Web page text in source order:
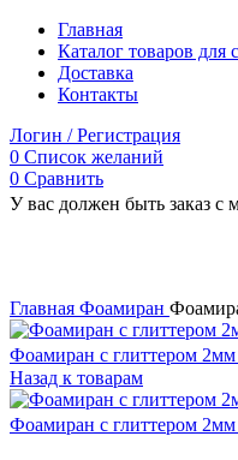
Главная
Каталог товаров для
Доставка
Контакты
Логин / Регистрация
0 Список желаний
0 Сравнить
У вас должен быть заказ с
Главная Фоамиран
Фоамиран с глиттером
Назад к товарам
Фоамиран с глиттером